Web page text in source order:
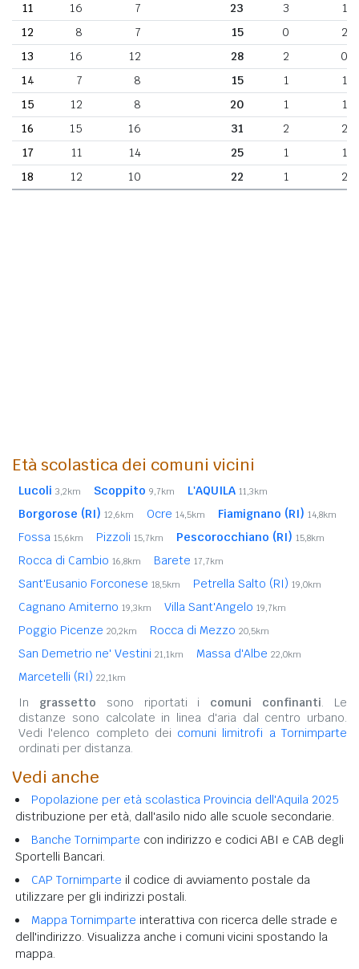
11
16 7 23 3
1
12
8 7 15 0
2
13
16 12 28 2
0
14
7 8 15 1
1
15
12 8 20 1
1
16
15 16 31 2
2
17
11 14 25 1
1
18
12 10 22 1 2
Età scolastica dei comuni vicini
Lucoli 3,2km Scoppito 9,7km L'AQUILA 11,3km
Borgorose (RI) 12,6km Ocre 14,5km Fiamignano (RI) 14,8km
Fossa 15,6km Pizzoli 15,7km Pescorocchiano (RI) 15,8km
Rocca di Cambio 16,8km Barete 17,7km
Sant'Eusanio Forconese 18,5km Petrella Salto (RI) 19,0km
Cagnano Amiterno 19,3km Villa Sant'Angelo 19,7km
Poggio Picenze 20,2km Rocca di Mezzo 20,5km
San Demetrio ne' Vestini 21,1km Massa d'Albe 22,0km
Marcetelli (RI) 22,1km
In grassetto sono riportati i comuni confinanti. Le
distanze sono calcolate in linea d'aria dal centro urbano.
Vedi l'elenco completo dei comuni limitrofi a Tornimparte
ordinati per distanza.
Vedi anche
Popolazione per età scolastica Provincia dell'Aquila 2025
distribuzione per età, dall'asilo nido alle scuole secondarie.
Banche Tornimparte con indirizzo e codici ABI e CAB degli
Sportelli Bancari.
CAP Tornimparte il codice di avviamento postale da
utilizzare per gli indirizzi postali.
Mappa Tornimparte interattiva con ricerca delle strade e
dell'indirizzo. Visualizza anche i comuni vicini spostando la
mappa.